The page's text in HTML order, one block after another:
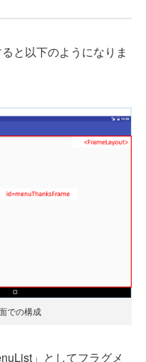
と以下のようになりま
での構成
」としてフラグメ